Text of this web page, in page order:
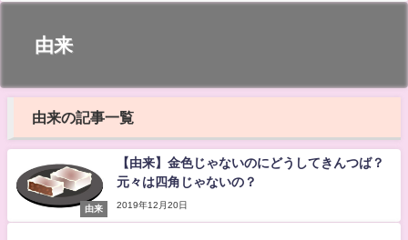
由来
由来の記事一覧
由来
【由来】金色じゃないのにどうしてきんつば？
元々は四角じゃないの？
2019年12月20日